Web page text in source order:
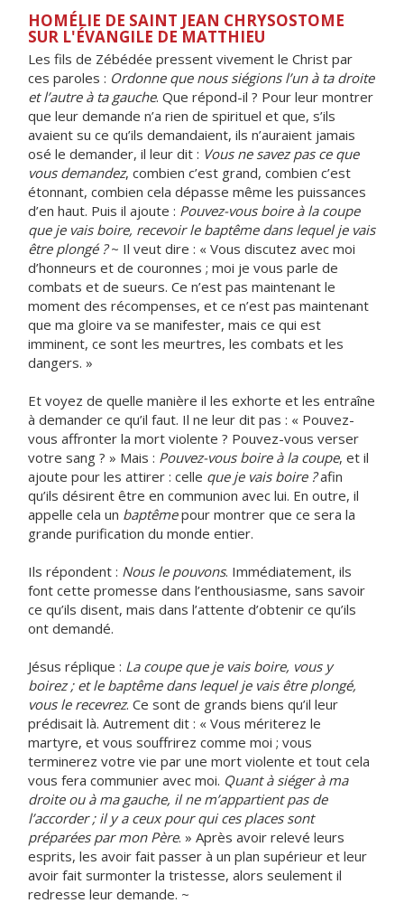
HOMÉLIE DE SAINT JEAN CHRYSOSTOME
SUR L'ÉVANGILE DE MATTHIEU
Les fils de Zébédée pressent vivement le Christ par
ces paroles : Ordonne que nous siégions l’un à ta droite
et l’autre à ta gauche. Que répond-il ? Pour leur montrer
que leur demande n’a rien de spirituel et que, s’ils
avaient su ce qu’ils demandaient, ils n’auraient jamais
osé le demander, il leur dit : Vous ne savez pas ce que
vous demandez, combien c’est grand, combien c’est
étonnant, combien cela dépasse même les puissances
d’en haut. Puis il ajoute : Pouvez-vous boire à la coupe
que je vais boire, recevoir le baptême dans lequel je vais
être plongé ?~ Il veut dire : « Vous discutez avec moi
d’honneurs et de couronnes ; moi je vous parle de
combats et de sueurs. Ce n’est pas maintenant le
moment des récompenses, et ce n’est pas maintenant
que ma gloire va se manifester, mais ce qui est
imminent, ce sont les meurtres, les combats et les
dangers. »
Et voyez de quelle manière il les exhorte et les entraîne
à demander ce qu’il faut. Il ne leur dit pas : « Pouvez-
vous affronter la mort violente ? Pouvez-vous verser
votre sang ? » Mais : Pouvez-vous boire à la coupe, et il
ajoute pour les attirer : celle que je vais boire ?afin
qu’ils désirent être en communion avec lui. En outre, il
appelle cela un baptêmepour montrer que ce sera la
grande purification du monde entier.
Ils répondent : Nous le pouvons. Immédiatement, ils
font cette promesse dans l’enthousiasme, sans savoir
ce qu’ils disent, mais dans l’attente d’obtenir ce qu’ils
ont demandé.
Jésus réplique : La coupe que je vais boire, vous y
boirez ; et le baptême dans lequel je vais être plongé,
vous le recevrez. Ce sont de grands biens qu’il leur
prédisait là. Autrement dit : « Vous mériterez le
martyre, et vous souffrirez comme moi ; vous
terminerez votre vie par une mort violente et tout cela
vous fera communier avec moi. Quant à siéger à ma
droite ou à ma gauche, il ne m’appartient pas de
l’accorder ; il y a ceux pour qui ces places sont
préparées par mon Père. » Après avoir relevé leurs
esprits, les avoir fait passer à un plan supérieur et leur
avoir fait surmonter la tristesse, alors seulement il
redresse leur demande. ~